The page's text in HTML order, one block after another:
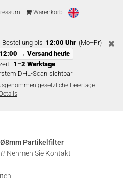
Warenkorb
Bestellung bis 12:00 Uhr (Mo–Fr)
→ Versand heute
1–2 Werktage
DHL-Scan sichtbar
gesetzliche Feiertage.
Details
Partikelfilter
Nehmen Sie Kontakt